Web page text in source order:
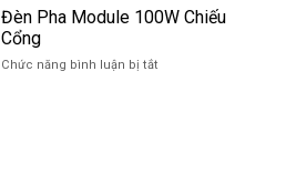
Đèn Pha Module 100W Chiếu
Cổng
Chức năng bình luận bị tắt